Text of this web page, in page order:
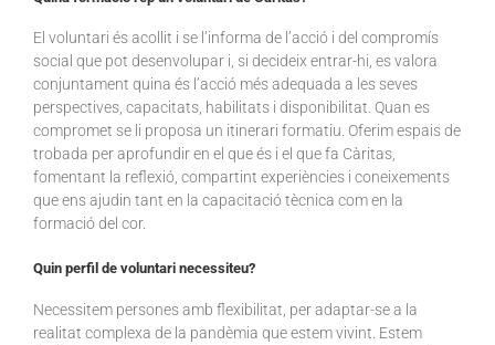
El voluntari és acollit i se l’informa de l’acció i del compromís
social que pot desenvolupar i, si decideix entrar-hi, es valora
conjuntament quina és l’acció més adequada a les seves
perspectives, capacitats, habilitats i disponibilitat. Quan es
compromet se li proposa un itinerari formatiu. Oferim espais de
trobada per aprofundir en el que és i el que fa Càritas,
fomentant la reflexió, compartint experiències i coneixements
que ens ajudin tant en la capacitació tècnica com en la
formació del cor.
Quin perfil de voluntari necessiteu?
Necessitem persones amb flexibilitat, per adaptar-se a la
realitat complexa de la pandèmia que estem vivint. Estem